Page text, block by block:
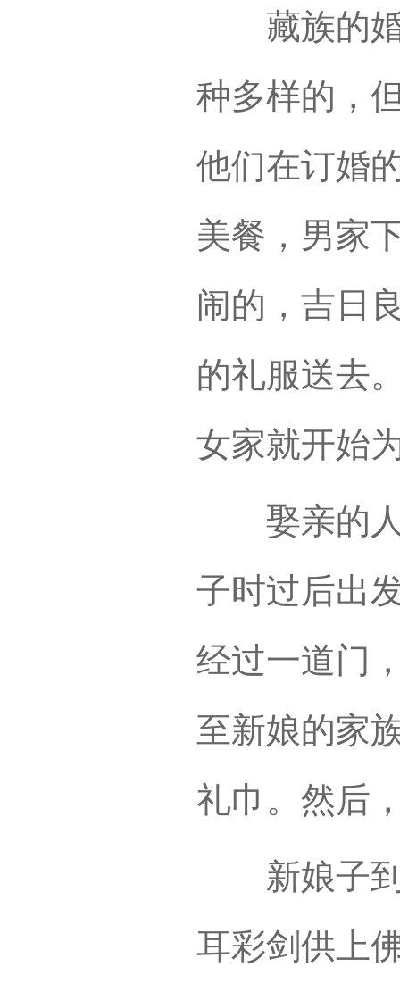
藏族的婚
种多样的，
他们在订婚
美餐，男家
闹的，吉日
的礼服送去
女家就开始
娶亲的人
子时过后出
经过一道门
至新娘的家
礼巾。然后
新娘子到
耳彩剑供上